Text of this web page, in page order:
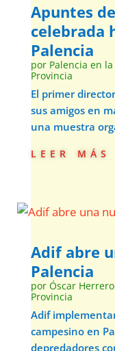
Apuntes
celebrada
Palencia
por Palencia en la
Provincia
El primer
sus amigos en
una muestra
leer más
Adif abre
Palencia
por Óscar
Provincia
Adif
campesino en
depredadores